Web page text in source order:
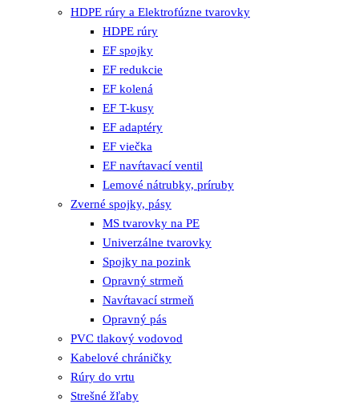
HDPE rúry a Elektrofúzne tvarovky
HDPE rúry
EF spojky
EF redukcie
EF kolená
EF T-kusy
EF adaptéry
EF viečka
EF navŕtavací ventil
Lemové nátrubky, príruby
Zverné spojky, pásy
MS tvarovky na PE
Univerzálne tvarovky
Spojky na pozink
Opravný strmeň
Navŕtavací strmeň
Opravný pás
PVC tlakový vodovod
Kabelové chráničky
Rúry do vrtu
Strešné žľaby